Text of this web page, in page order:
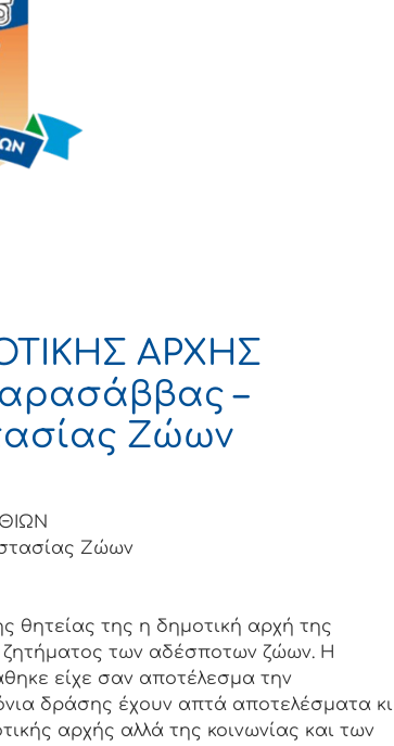
ΑΡΧΗΣ
–
Ζώων
Ζώων
θητείας της η δημοτική αρχή της
ζητήματος των αδέσποτων ζώων. Η
είχε σαν αποτέλεσμα την
δράσης έχουν απτά αποτελέσματα κι
αρχής αλλά της κοινωνίας και των